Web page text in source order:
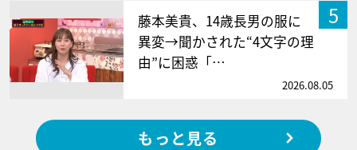
5
藤本美貴、14歳長男の服に
異変→聞かされた“4文字の理
由”に困惑「…
2026.08.05
もっと見る